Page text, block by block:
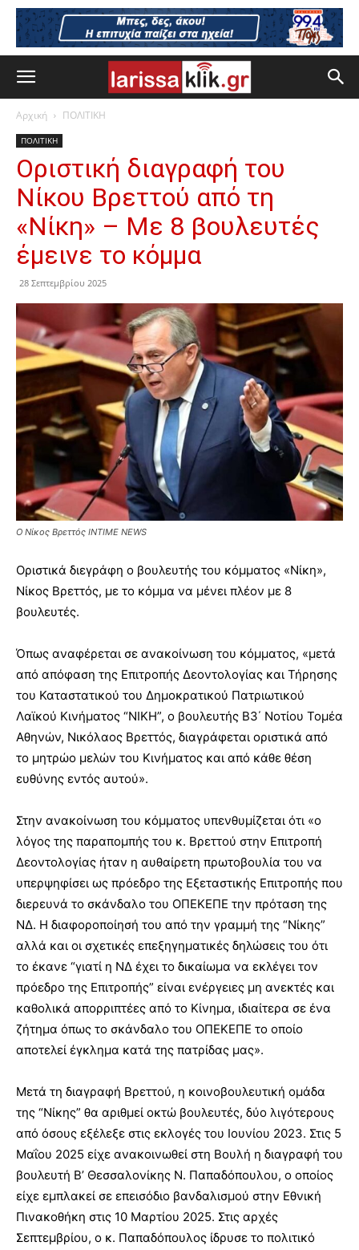
Αρχική ΠΟΛΙΤΙΚΗ
ΠΟΛΙΤΙΚΗ
Οριστική διαγραφή του
Νίκου Βρεττού από τη
«Νίκη» – Με 8 βουλευτές
έμεινε το κόμμα
28 Σεπτεμβρίου 2025
Ο Νίκος Βρεττός INTIME NEWS
Οριστικά διεγράφη ο βουλευτής του κόμματος «Νίκη»,
Νίκος Βρεττός, με το κόμμα να μένει πλέον με 8
βουλευτές.
Όπως αναφέρεται σε ανακοίνωση του κόμματος, «μετά
από απόφαση της Επιτροπής Δεοντολογίας και Τήρησης
του Καταστατικού του Δημοκρατικού Πατριωτικού
Λαϊκού Κινήματος “ΝΙΚΗ”, ο βουλευτής Β3΄ Νοτίου Τομέα
Αθηνών, Νικόλαος Βρεττός, διαγράφεται οριστικά από
το μητρώο μελών του Κινήματος και από κάθε θέση
ευθύνης εντός αυτού».
Στην ανακοίνωση του κόμματος υπενθυμίζεται ότι «ο
λόγος της παραπομπής του κ. Βρεττού στην Επιτροπή
Δεοντολογίας ήταν η αυθαίρετη πρωτοβουλία του να
υπερψηφίσει ως πρόεδρο της Εξεταστικής Επιτροπής που
διερευνά το σκάνδαλο του ΟΠΕΚΕΠΕ την πρόταση της
ΝΔ. Η διαφοροποίησή του από την γραμμή της “Νίκης”
αλλά και οι σχετικές επεξηγηματικές δηλώσεις του ότι
το έκανε “γιατί η ΝΔ έχει το δικαίωμα να εκλέγει τον
πρόεδρο της Επιτροπής” είναι ενέργειες μη ανεκτές και
καθολικά απορριπτέες από το Κίνημα, ιδιαίτερα σε ένα
ζήτημα όπως το σκάνδαλο του ΟΠΕΚΕΠΕ το οποίο
αποτελεί έγκλημα κατά της πατρίδας μας».
Μετά τη διαγραφή Βρεττού, η κοινοβουλευτική ομάδα
της “Νίκης” θα αριθμεί οκτώ βουλευτές, δύο λιγότερους
από όσους εξέλεξε στις εκλογές του Ιουνίου 2023. Στις 5
Μαΐου 2025 είχε ανακοινωθεί στη Βουλή η διαγραφή του
βουλευτή Β’ Θεσσαλονίκης Ν. Παπαδόπουλου, ο οποίος
είχε εμπλακεί σε επεισόδιο βανδαλισμού στην Εθνική
Πινακοθήκη στις 10 Μαρτίου 2025. Στις αρχές
Σεπτεμβρίου, ο κ. Παπαδόπουλος ίδρυσε το πολιτικό